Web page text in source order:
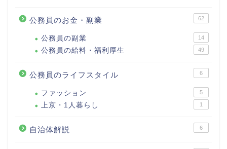
公務員のお金・副業 62
公務員の副業 14
公務員の給料・福利厚生 49
公務員のライフスタイル 6
ファッション 5
上京・1人暮らし 1
自治体解説 6